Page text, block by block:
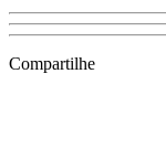
Compartilhe